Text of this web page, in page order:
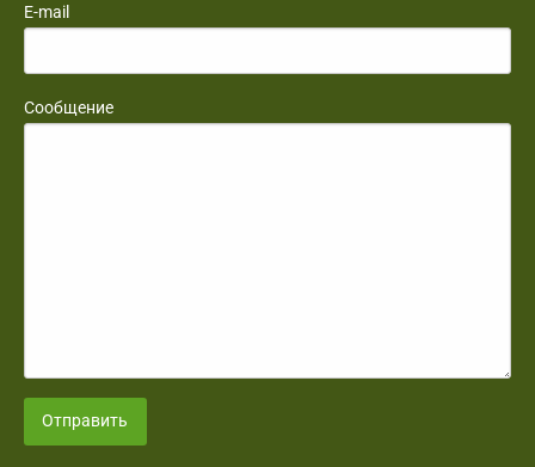
E-mail
Сообщение
Отправить